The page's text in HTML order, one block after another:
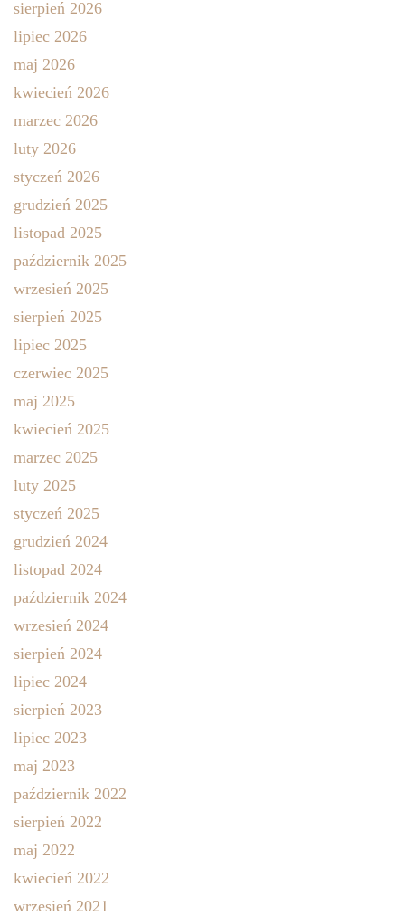
sierpień 2026
lipiec 2026
maj 2026
kwiecień 2026
marzec 2026
luty 2026
styczeń 2026
grudzień 2025
listopad 2025
październik 2025
wrzesień 2025
sierpień 2025
lipiec 2025
czerwiec 2025
maj 2025
kwiecień 2025
marzec 2025
luty 2025
styczeń 2025
grudzień 2024
listopad 2024
październik 2024
wrzesień 2024
sierpień 2024
lipiec 2024
sierpień 2023
lipiec 2023
maj 2023
październik 2022
sierpień 2022
maj 2022
kwiecień 2022
wrzesień 2021